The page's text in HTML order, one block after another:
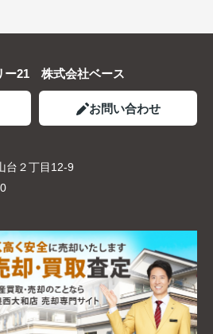
ー21 株式会社ベース
お問い合わせ
台２丁目12-9